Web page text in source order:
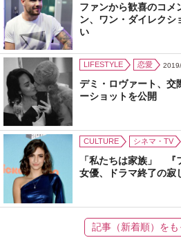
ファンから歓喜のコ
ン、ワン・ダイレクシ
い
LIFESTYLE 恋愛
デミ・ロヴァート、
ーショットを公開
CULTURE シネマ・TV
「私たちは家族」 『
女優、ドラマ終了の寂
記事（新着順）をも